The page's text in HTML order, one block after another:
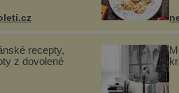
recepty,
z dovolené